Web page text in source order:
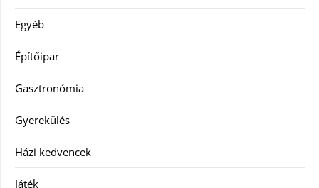
Egyéb
Építőipar
Gasztronómia
Gyerekülés
Házi kedvencek
Játék